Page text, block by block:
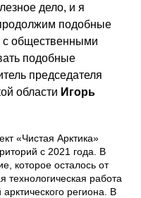
дело, и я
подобные
с общественными
подобные
председателя
области Игорь
«Чистая Арктика»
с 2021 года. В
которое осталось от
технологическая работа
региона. В